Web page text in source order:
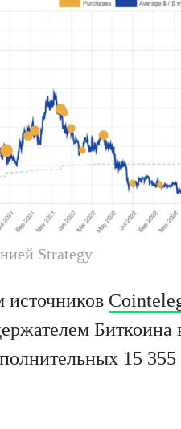
Strategy
Биткоина
15